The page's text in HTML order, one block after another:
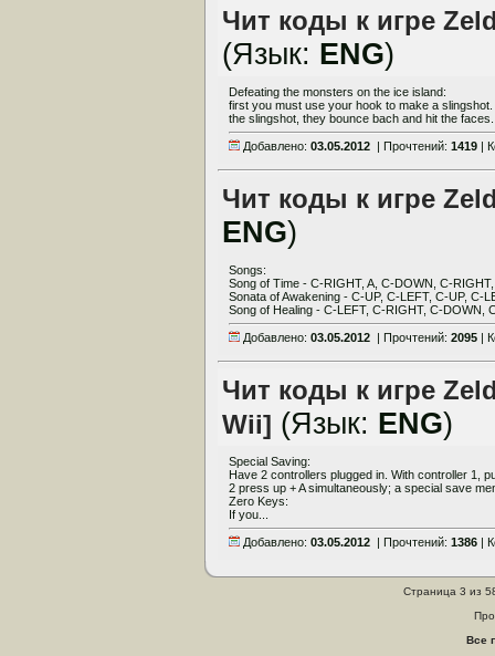
Чит коды к игре
(Язык: ENG)
Defeating the monsters on the ice island:
first you must use your hook to make a
the slingshot, they bounce bach and hit the
Добавлено: 03.05.2012 | Прочтений: 1419 |
Чит коды к игре
ENG)
Songs:
Song of Time - C-RIGHT, A, C-DOWN, C-
Sonata of Awakening - C-UP, C-LEFT, C-UP, C-
Song of Healing - C-LEFT, C-RIGHT, C-DOWN,
Добавлено: 03.05.2012 | Прочтений: 2095 |
Чит коды к игре
Wii] (Язык: ENG)
Special Saving:
Have 2 controllers plugged in. With controller 1,
2 press up + A simultaneously; a special save
Zero Keys:
If you...
Добавлено: 03.05.2012 | Прочтений: 1386 |
Страница 3 из
Все